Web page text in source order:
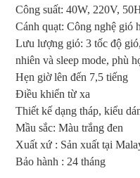
Công suất: 40W, 220V,
Cánh quạt: Công nghệ gió
Lưu lượng gió: 3 tốc độ
nhiên và sleep mode, phù
Hẹn giờ lên đến 7,5 tiếng
Điều khiển từ xa
Thiết kế dạng tháp, kiểu
Mầu sắc: Màu trắng đen
Xuất xứ : Sản xuất tại
Bảo hành : 24 tháng